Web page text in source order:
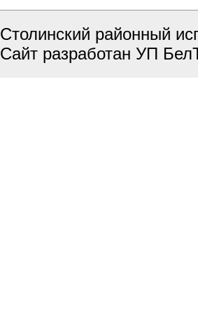
Столинский районный
Сайт разработан УП